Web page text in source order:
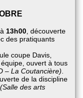
13h00 , découverte
des pratiquants
coupe Davis,
ouvert à tous
– La Coutancière)
de la discipline
(Salle des arts